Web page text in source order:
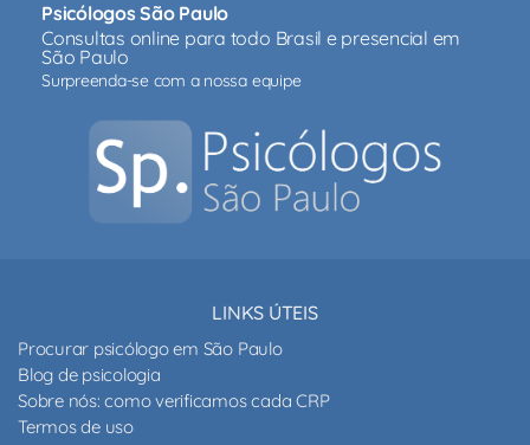
Psicólogos São Paulo
Consultas online para todo Brasil e presencial em
São Paulo
Surpreenda-se com a nossa equipe
LINKS ÚTEIS
Procurar psicólogo em São Paulo
Blog de psicologia
Sobre nós: como verificamos cada CRP
Termos de uso